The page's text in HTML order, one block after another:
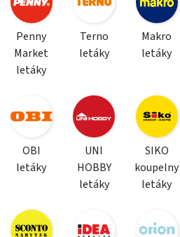
Penny
Market
letáky
Terno
letáky
Makro
letáky
OBI
letáky
UNI
HOBBY
letáky
SIKO
koupelny
letáky